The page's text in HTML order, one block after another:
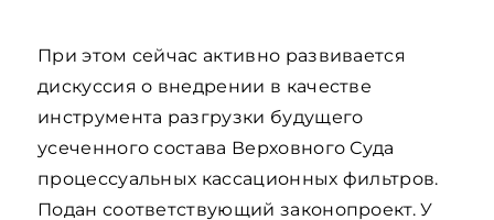
При этом сейчас активно развивается
дискуссия о внедрении в качестве
инструмента разгрузки будущего
усеченного состава Верховного Суда
процессуальных кассационных фильтров.
Подан соответствующий законопроект. У